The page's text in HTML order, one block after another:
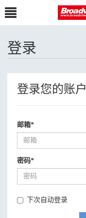
登录
登录您的账户
邮箱*
密码*
下次自动登录